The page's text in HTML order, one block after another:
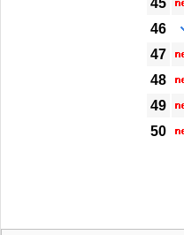
45
46
47
48
49
50